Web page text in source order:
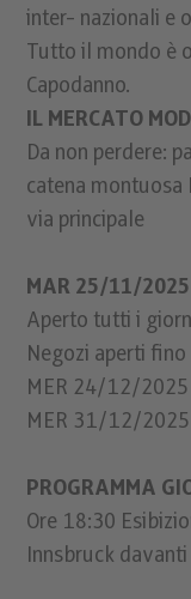
inter- nazionali e
Tutto il mondo è
Capodanno.
IL MERCATO
Da non perdere:
catena
via principale
MAR 25/11/
Aperto tutti i
Negozi aperti
MER 24/12/
MER 31/12/
PROGRAMMA
Ore 18:30
Innsbruck